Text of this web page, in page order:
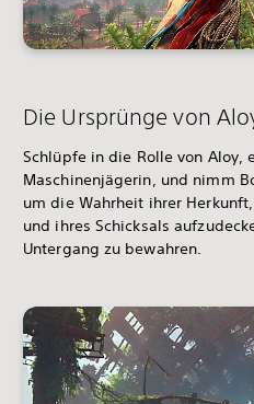
Die Ursprünge von
Schlüpfe in die Rolle von Aloy,
Maschinenjägerin, und nimm
um die Wahrheit ihrer
und ihres Schicksals
Untergang zu bewahren.